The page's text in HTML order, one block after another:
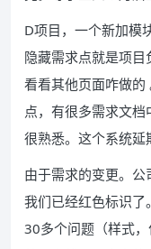
D项目，一个新加模
隐藏需求点就是项
看看其他页面咋做
点，有很多需求文
很熟悉。这个系统延
由于需求的变更。
我们已经红色标识
30多个问题（样式